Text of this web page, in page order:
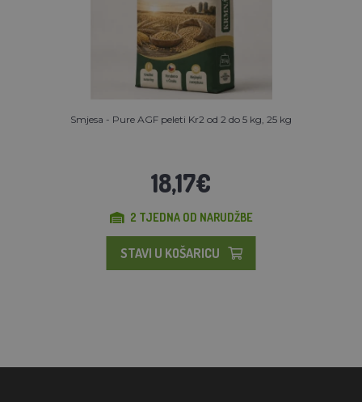
Smjesa - Pure AGF peleti Kr2 od 2 do 5 kg, 25 kg
18,17€
2 TJEDNA OD NARUDŽBE
STAVI U KOŠARICU